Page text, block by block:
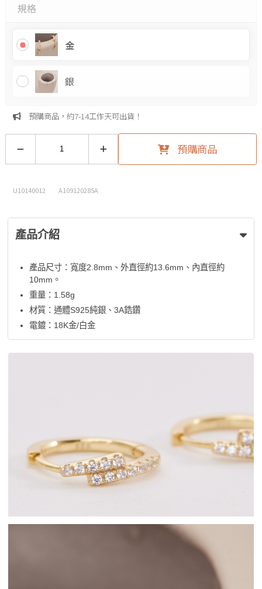
規格
金
銀
預購商品，約7-14工作天可出貨！
預購商品
U10140012 A109120285A
產品介紹
產品尺寸：寬度2.8mm、外直徑約13.6mm、內直徑約
10mm。
重量：1.58g
材質：通體S925純銀、3A鋯鑽
電鍍：18K金/白金